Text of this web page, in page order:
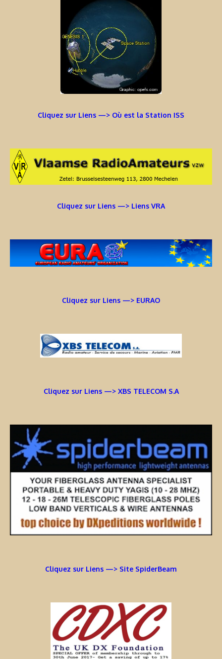
Cliquez sur Liens —> Où est la Station ISS
Cliquez sur Liens —> Liens VRA
Cliquez sur Liens —> EURAO
Cliquez sur Liens —> XBS TELECOM S.A
Cliquez sur Liens —> Site SpiderBeam